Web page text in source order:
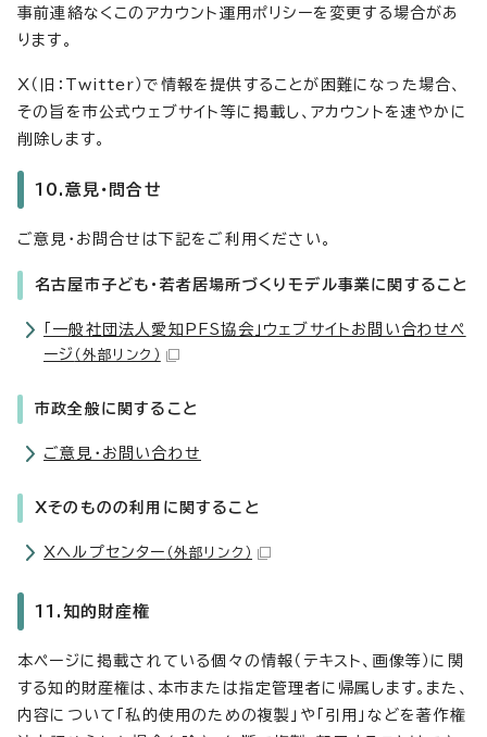
事前連絡なくこのアカウント運用ポリシーを変更する場合があ
ります。
X（旧：Twitter）で情報を提供することが困難になった場合、
その旨を市公式ウェブサイト等に掲載し、アカウントを速やかに
削除します。
10.意見・問合せ
ご意見・お問合せは下記をご利用ください。
名古屋市子ども・若者居場所づくりモデル事業に関すること
「一般社団法人愛知PFS協会」ウェブサイトお問い合わせペ
ージ （外部リンク）
市政全般に関すること
ご意見・お問い合わせ
Xそのものの利用に関すること
Xヘルプセンター （外部リンク）
11.知的財産権
本ページに掲載されている個々の情報（テキスト、画像等）に関
する知的財産権は、本市または指定管理者に帰属します。また、
内容について「私的使用のための複製」や「引用」などを著作権